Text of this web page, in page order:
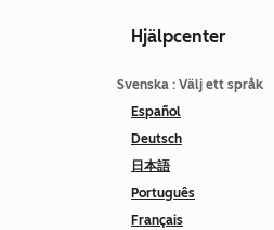
Hjälpcenter
Svenska : Välj ett språk
Español
Deutsch
日本語
Português
Français